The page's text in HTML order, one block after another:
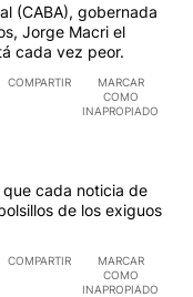
(CABA), gobernada
Jorge Macri el
cada vez peor.
COMPARTIR
MARCAR
COMO
INAPROPIADO
cada noticia de
de los exiguos
COMPARTIR
MARCAR
COMO
INAPROPIADO